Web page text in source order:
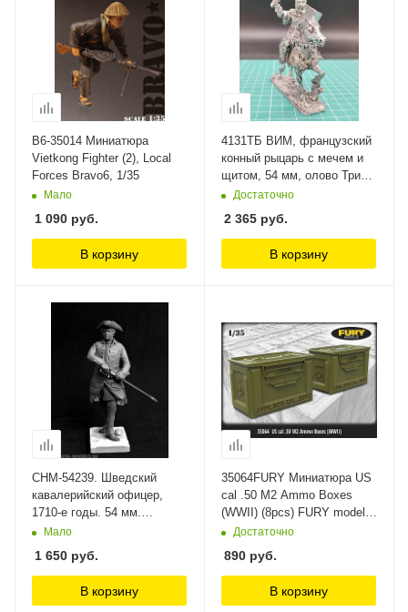
B6-35014 Миниатюра
Vietkong Fighter (2), Local
Forces Bravo6, 1/35
Мало
1 090 руб.
В корзину
4131ТБ ВИМ, французский
конный рыцарь с мечем и
щитом, 54 мм, олово Три
Богатыря, 54 мм
Достаточно
2 365 руб.
В корзину
CHM-54239. Шведский
кавалерийский офицер,
1710-е годы. 54 мм.
Материал - смола. Chronos
Мало
1 650 руб.
В корзину
35064FURY Миниатюра US
cal .50 M2 Ammo Boxes
(WWII) (8pcs) FURY models,
1/35Достаточно
890 руб.
В корзину